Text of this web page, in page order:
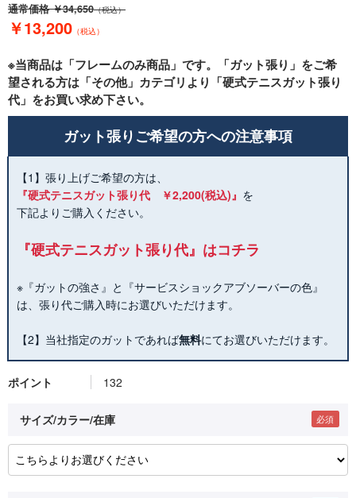
※当商品は「フレームのみ商品」です。「ガット張り」をご希
望される方は「その他」カテゴリより「硬式テニスガット張り
代」をお買い求め下さい。
￥13,200 （税込）
通常価格￥34,650（税込）
ポイント 132
サイズ/カラー/在庫
ガット張りご希望の方への注意事項
【1】張り上げご希望の方は、
『硬式テニスガット張り代 ￥2,200(税込)』 を
下記よりご購入ください。
『硬式テニスガット張り代』はコチラ
※『ガットの強さ』と『サービスショックアブソーバーの色』
は、張り代ご購入時にお選びいただけます。
【2】当社指定のガットであれば無料にてお選びいただけます。